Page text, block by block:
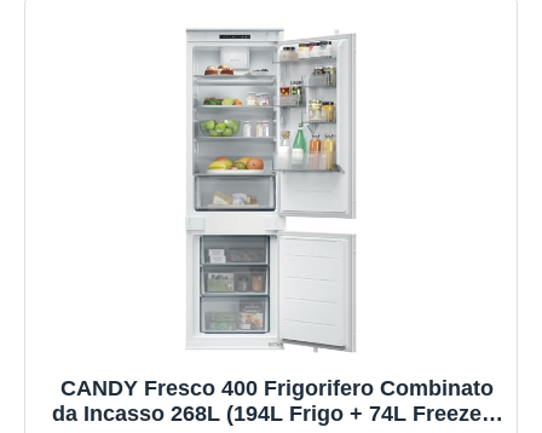
CANDY Fresco 400 Frigorifero Combinato
da Incasso 268L (194L Frigo + 74L Freezer),